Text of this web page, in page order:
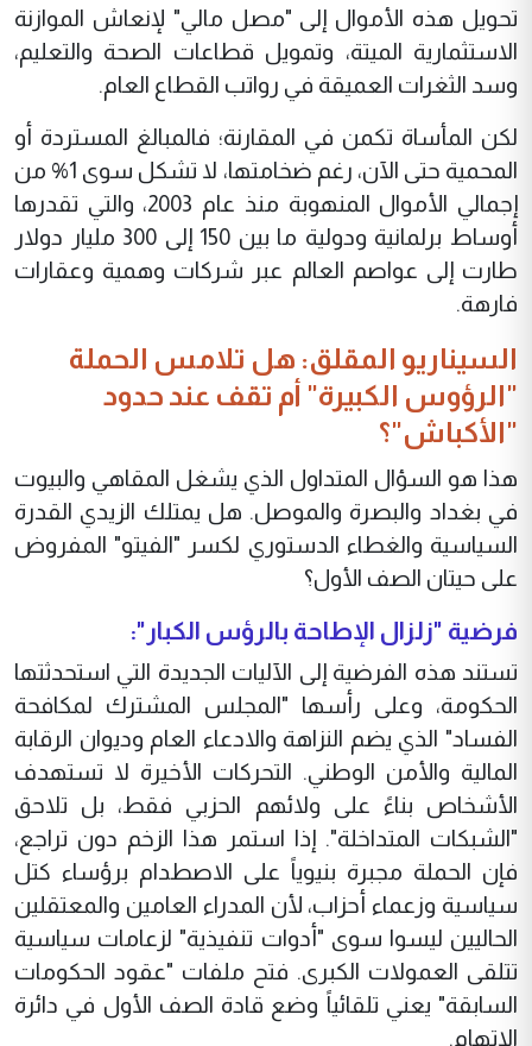
تحويل هذه الأموال إلى "مصل مالي" لإنعاش الموازنة
الاستثمارية الميتة، وتمويل قطاعات الصحة والتعليم،
وسد الثغرات العميقة في رواتب القطاع العام.
لكن المأساة تكمن في المقارنة؛ فالمبالغ المستردة أو
المحمية حتى الآن، رغم ضخامتها، لا تشكل سوى 1‌% من
إجمالي الأموال المنهوبة منذ عام 2003، والتي تقدرها
أوساط برلمانية ودولية ما بين 150 إلى 300 مليار دولار
طارت إلى عواصم العالم عبر شركات وهمية وعقارات
فارهة.
السيناريو المقلق: هل تلامس الحملة
"الرؤوس الكبيرة" أم تقف عند حدود
"الأكباش"؟
هذا هو السؤال المتداول الذي يشغل المقاهي والبيوت
في بغداد والبصرة والموصل. هل يمتلك الزيدي القدرة
السياسية والغطاء الدستوري لكسر "الفيتو" المفروض
على حيتان الصف الأول؟
فرضية "زلزال الإطاحة بالرؤس الكبار":
تستند هذه الفرضية إلى الآليات الجديدة التي استحدثتها
الحكومة، وعلى رأسها "المجلس المشترك لمكافحة
الفساد" الذي يضم النزاهة والادعاء العام وديوان الرقابة
المالية والأمن الوطني. التحركات الأخيرة لا تستهدف
الأشخاص بناءً على ولائهم الحزبي فقط، بل تلاحق
"الشبكات المتداخلة". إذا استمر هذا الزخم دون تراجع،
فإن الحملة مجبرة بنيوياً على الاصطدام برؤساء كتل
سياسية وزعماء أحزاب، لأن المدراء العامين والمعتقلين
الحاليين ليسوا سوى "أدوات تنفيذية" لزعامات سياسية
تتلقى العمولات الكبرى. فتح ملفات "عقود الحكومات
السابقة" يعني تلقائياً وضع قادة الصف الأول في دائرة
الاتهام.